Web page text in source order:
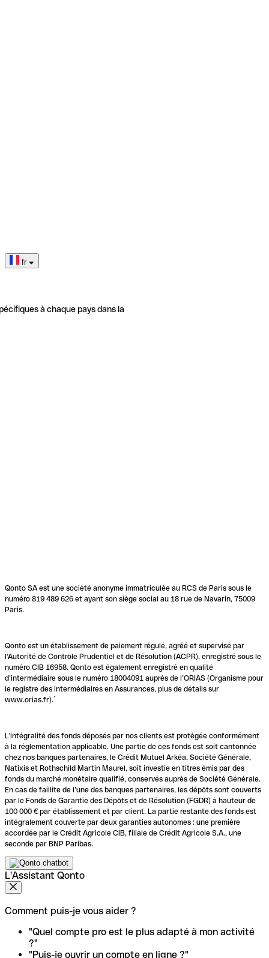
fr
à chaque pays dans la
Qonto SA est une société anonyme immatriculée au RCS de Paris sous le
numéro 819 489 626 et ayant son siège social au 18 rue de Navarin, 75009
Paris.
Qonto est un établissement de paiement régulé, agréé et supervisé par
l'Autorité de Contrôle Prudentiel et de Résolution (ACPR), enregistré sous le
numéro CIB 16958. Qonto est également enregistré en qualité
d’intermédiaire sous le numéro 18004091 auprès de l’ORIAS (Organisme pour
le registre des intermédiaires en Assurances, plus de détails sur
www.orias.fr).`
L'intégralité des fonds déposés par nos clients est protégée conformément
à la réglementation applicable. Une partie de ces fonds est soit cantonnée
chez nos banques partenaires, le Crédit Mutuel Arkéa, Société Générale,
Natixis et Rothschild Martin Maurel, soit investie en titres émis par des
fonds du marché monétaire qualifié, conservés auprès de Société Générale.
En cas de faillite de l’une des banques partenaires, les dépôts sont couverts
par le Fonds de Garantie des Dépôts et de Résolution (FGDR) à hauteur de
100 000 € par établissement et par client. La partie restante des fonds est
intégralement couverte par deux garanties autonomes : une première
accordée par le Crédit Agricole CIB, filiale de Crédit Agricole S.A., une
seconde par BNP Paribas.
L'Assistant Qonto
Comment puis-je vous aider ?
"Quel compte pro est le plus adapté à mon activité
?"
"Puis-je ouvrir un compte en ligne ?"